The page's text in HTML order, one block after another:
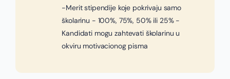
-Merit stipendije koje pokrivaju samo
školarinu - 100%, 75%, 50% ili 25% -
Kandidati mogu zahtevati školarinu u
okviru motivacionog pisma